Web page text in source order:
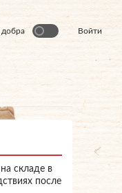
добра Войти
складе в
после